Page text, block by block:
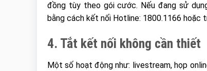
đồng tùy theo gói cước. Nếu đang sử
bằng cách kết nối Hotline: 1800.1166
4. Tắt kết nối không cần thiết
Một số hoạt động như: livestream, họp